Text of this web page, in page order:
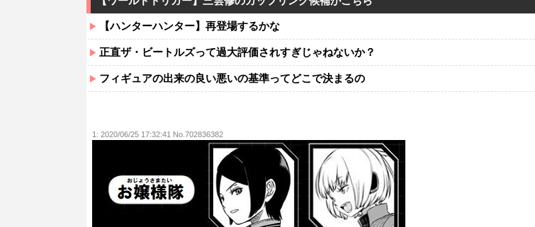
【ハンターハンター】再登場するかな
正直ザ・ビートルズって過大評価されすぎじゃねないか？
フィギュアの出来の良い悪いの基準ってどこで決まるの
1: 2020/06/25 17:32:41 No.702836382